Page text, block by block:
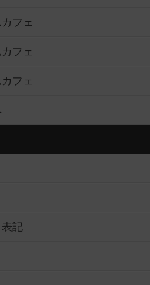
フェ
フェ
フェ
記